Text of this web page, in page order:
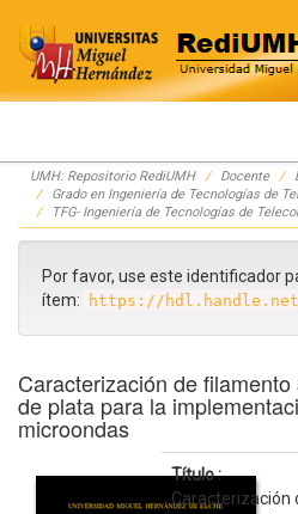
Skip
navigation
UMH: Repositorio RediUMH Docente
Grado en Ingeniería de Tecnologías de
TFG- Ingeniería de Tecnologías de
Por favor, use este identificador
ítem:
https://hdl.handle.net/
Caracterización de
de plata para la
microondas
Título :
Caracterización